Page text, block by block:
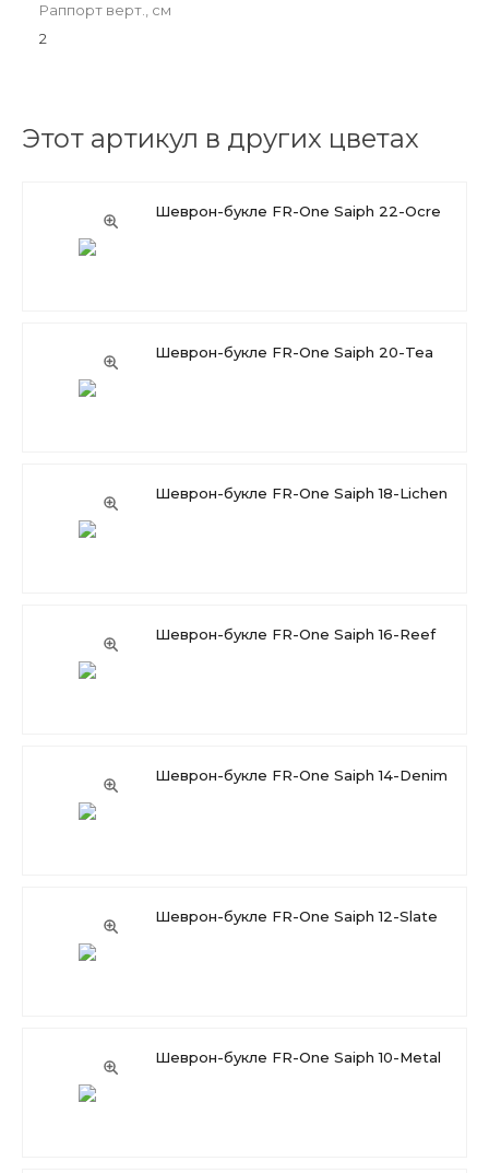
Раппорт верт., см
2
Этот артикул в других цветах
Шеврон-букле FR-One Saiph 22-Ocre
Шеврон-букле FR-One Saiph 20-Tea
Шеврон-букле FR-One Saiph 18-Lichen
Шеврон-букле FR-One Saiph 16-Reef
Шеврон-букле FR-One Saiph 14-Denim
Шеврон-букле FR-One Saiph 12-Slate
Шеврон-букле FR-One Saiph 10-Metal